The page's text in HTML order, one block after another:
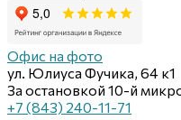
Офис на фото
ул. Юлиуса Фучика, 64 к1
За остановкой 10-й
+7 (843) 240-11-71